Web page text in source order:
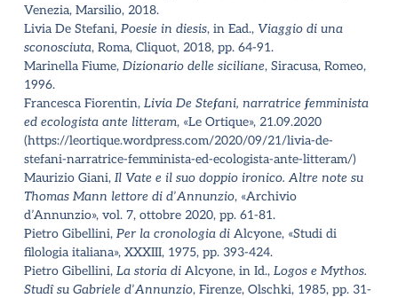
Venezia, Marsilio, 2018.
Livia De Stefani, Poesie in diesis, in Ead.,Viaggio di una
sconosciuta, Roma, Cliquot, 2018, pp. 64-91.
Marinella Fiume, Dizionario delle siciliane, Siracusa, Romeo,
1996.
Francesca Fiorentin, Livia De Stefani, narratrice femminista
ed ecologista ante litteram, «Le Ortique», 21.09.2020
(https://leortique.wordpress.com/2020/09/21/livia-de-
stefani-narratrice-femminista-ed-ecologista-ante-litteram/)
Maurizio Giani, Il Vate e il suo doppio ironico. Altre note su
Thomas Mann lettore di d’Annunzio, «Archivio
d’Annunzio», vol. 7, ottobre 2020, pp. 61-81.
Pietro Gibellini, Per la cronologia diAlcyone, «Studi di
filologia italiana», XXXIII, 1975, pp. 393-424.
Pietro Gibellini, La storia diAlcyone, in Id., Logos e Mythos.
Studî su Gabriele d’Annunzio, Firenze, Olschki, 1985, pp. 31-